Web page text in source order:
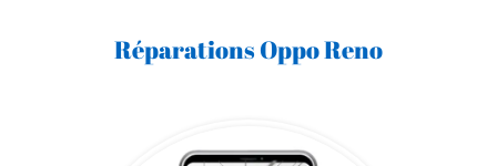
Réparations Oppo Reno